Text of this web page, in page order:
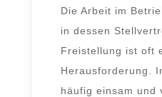
Die Arbeit im
in des­sen
Freistellung ist oft
Herausforderung.
häu­fig ein­sam und